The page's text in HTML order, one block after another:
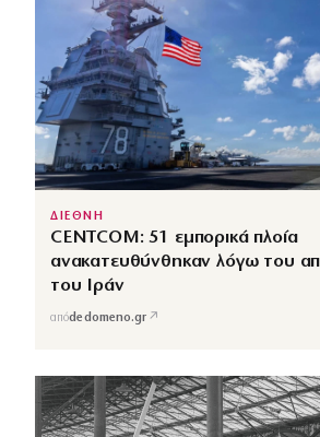
ΔΙΕΘΝΗ
CENTCOM: 51 εμπορικά πλοία
ανακατευθύνθηκαν λόγω του
του Ιράν
απόdedomeno.gr ↗